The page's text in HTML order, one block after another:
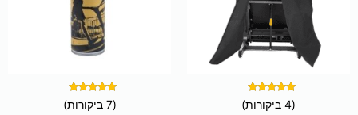
5.00
(4 ביקורות)
האפשרויות
5.00
(7 ביקורות)